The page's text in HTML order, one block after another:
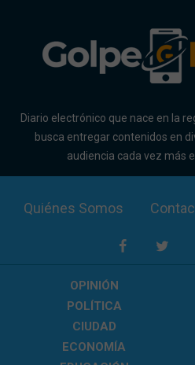
Diario electrónico que nace en la
busca entregar contenidos en
audiencia cada vez más
Quiénes Somos
OPINIÓN
POLÍTICA
CIUDAD
ECONOMÍA